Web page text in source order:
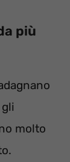
più
molto